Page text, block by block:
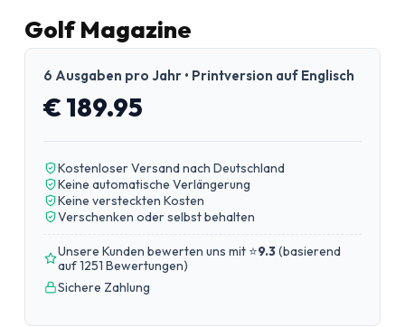
Golf Magazine
6 Ausgaben pro Jahr • Printversion auf Englisch
€ 189.95
Kostenloser Versand nach Deutschland
Keine automatische Verlängerung
Keine versteckten Kosten
Verschenken oder selbst behalten
Unsere Kunden bewerten uns mit ⭐9.3(basierend
auf 1251 Bewertungen)
Sichere Zahlung